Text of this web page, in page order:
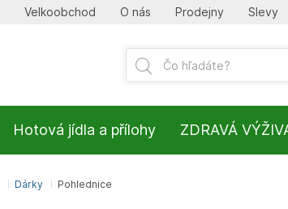
Velkoobchod O nás Prodejny Slevy
Dárky Pohlednice
Hotová jídla a přílohy ZDRAVÁ